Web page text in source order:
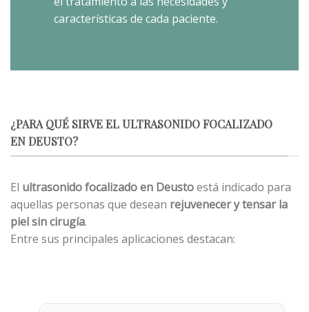
características de cada paciente.
¿PARA QUÉ SIRVE EL ULTRASONIDO FOCALIZADO
EN DEUSTO?
El ultrasonido focalizado en Deustoestá indicado para
aquellas personas que desean rejuvenecer y tensar la
piel sin cirugía.
Entre sus principales aplicaciones destacan: